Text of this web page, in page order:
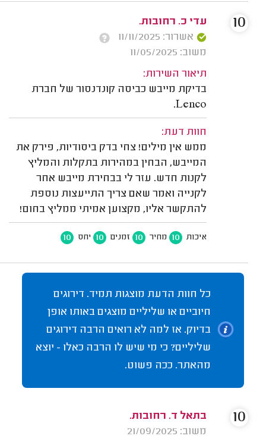
עדי כ. רחובות.
אשרור: 11/11/2025
משוב: 11/05/2025
תיאור השירות:
בדיקת מייבש כביסה קונדנסור של חברת
Lenco.
חוות דעת:
ממש אין מילים! צחי בדק ביסודיות, פירק את
המייבש, הבחין במהירות בתקלות והמליץ
לקנות חדש. עזר לי בבחירת מייבש אחר
לקנייה ואמר שאם צריך התייעצות נוספת
להתקשר אליו, מקצוען אמיתי ממליץ בחום!
איכות 10 מחיר 10 זמנים 10 יחס 10
10
כל חוות הדעת מוצגות תמיד. דירוגים
חיוביים או שליליים מוצגים באותו אופן
בדיוק. אז למה לא רואים הרבה דירוגים
שליליים? כי מי שיש לו הרבה כאלו - יוצא
מהאתר. ככה פשוט.
בתאל ד. רחובות.
משוב: 21/09/2025
10